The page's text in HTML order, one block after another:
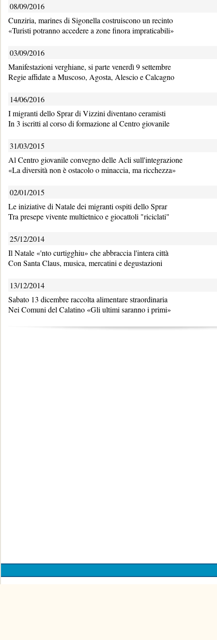
08/09/2016
Cunziria, marines di Sigonella costruiscono un recinto
«Turisti potranno accedere a zone finora impraticabili»
03/09/2016
Manifestazioni verghiane, si parte venerdì 9 settembre
Regie affidate a Muscoso, Agosta, Alescio e Calcagno
14/06/2016
I migranti dello Sprar di Vizzini diventano ceramisti
In 3 iscritti al corso di formazione al Centro giovanile
31/03/2015
Al Centro giovanile convegno delle Acli sull'integrazione
«La diversità non è ostacolo o minaccia, ma ricchezza»
02/01/2015
Le iniziative di Natale dei migranti ospiti dello Sprar
Tra presepe vivente multietnico e giocattoli "riciclati"
25/12/2014
Il Natale «'nto curtigghiu» che abbraccia l'intera città
Con Santa Claus, musica, mercatini e degustazioni
13/12/2014
Sabato 13 dicembre raccolta alimentare straordinaria
Nei Comuni del Calatino «Gli ultimi saranno i primi»